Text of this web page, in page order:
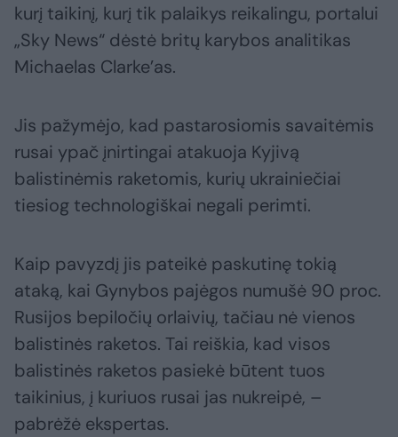
kurį taikinį, kurį tik palaikys reikalingu, portalui
„Sky News“ dėstė britų karybos analitikas
Michaelas Clarke’as.
Jis pažymėjo, kad pastarosiomis savaitėmis
rusai ypač įnirtingai atakuoja Kyjivą
balistinėmis raketomis, kurių ukrainiečiai
tiesiog technologiškai negali perimti.
Kaip pavyzdį jis pateikė paskutinę tokią
ataką, kai Gynybos pajėgos numušė 90 proc.
Rusijos bepiločių orlaivių, tačiau nė vienos
balistinės raketos. Tai reiškia, kad visos
balistinės raketos pasiekė būtent tuos
taikinius, į kuriuos rusai jas nukreipė, –
pabrėžė ekspertas.